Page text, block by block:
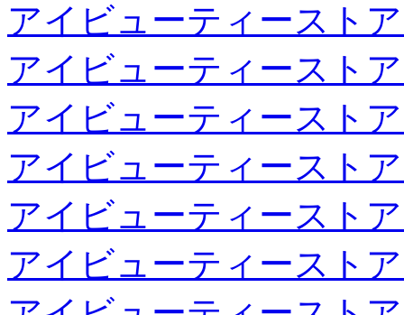
アイビューティースト
アイビューティースト
アイビューティースト
アイビューティースト
アイビューティースト
アイビューティースト